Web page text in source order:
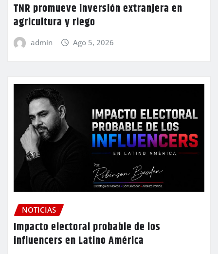
TNR promueve inversión extranjera en
agricultura y riego
admin Ago 5, 2026
NOTICIAS
Impacto electoral probable de los
influencers en Latino América